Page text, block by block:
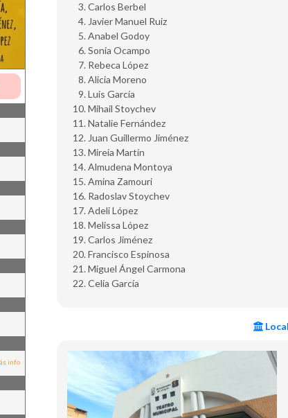
info
Carlos Berbel
Javier Manuel Ruiz
Anabel Godoy
Sonia Ocampo
Rebeca López
Alicia Moreno
Luis García
Mihail Stoychev
Natalie Fernández
Juan Guillermo Jiménez
Mireia Martín
Almudena Montoya
Amina Zamouri
Radoslav Stoychev
Adeli López
Melissa López
Carlos Jiménez
Francisco Espinosa
Miguel Ángel Carmona
Celia García